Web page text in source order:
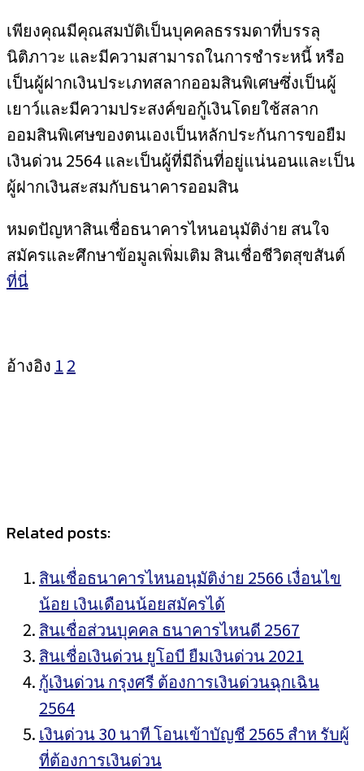
เพียงคุณมีคุณสมบัติเป็นบุคคลธรรมดาที่บรรลุ
นิติภาวะ และมีความสามารถในการชำระหนี้ หรือ
เป็นผู้ฝากเงินประเภทสลากออมสินพิเศษซึ่งเป็นผู้
เยาว์และมีความประสงค์ขอกู้เงินโดยใช้สลาก
ออมสินพิเศษของตนเองเป็นหลักประกันการขอยืม
เงินด่วน 2564 และเป็นผู้ที่มีถิ่นที่อยู่แน่นอนและเป็น
ผู้ฝากเงินสะสมกับธนาคารออมสิน
หมดปัญหาสินเชื่อธนาคารไหนอนุมัติง่าย สนใจ
สมัครและศึกษาข้อมูลเพิ่มเติม สินเชื่อชีวิตสุขสันต์
ที่นี่
อ้างอิง 1 2
Related posts:
สินเชื่อธนาคารไหนอนุมัติง่าย 2566 เงื่อนไข
น้อย เงินเดือนน้อยสมัครได้
สินเชื่อส่วนบุคคล ธนาคารไหนดี 2567
สินเชื่อเงินด่วน ยูโอบี ยืมเงินด่วน 2021
กู้เงินด่วน กรุงศรี ต้องการเงินด่วนฉุกเฉิน
2564
เงินด่วน 30 นาที โอนเข้าบัญชี 2565 สําห รับผู้
ที่ต้องการเงินด่วน